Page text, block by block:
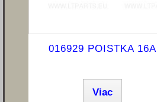
016929 POISTKA 16A
Viac